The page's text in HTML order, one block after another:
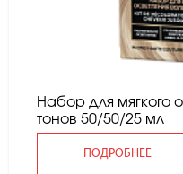
Набор для мягкого
тонов 50/50/25 мл
ПОДРОБНЕЕ